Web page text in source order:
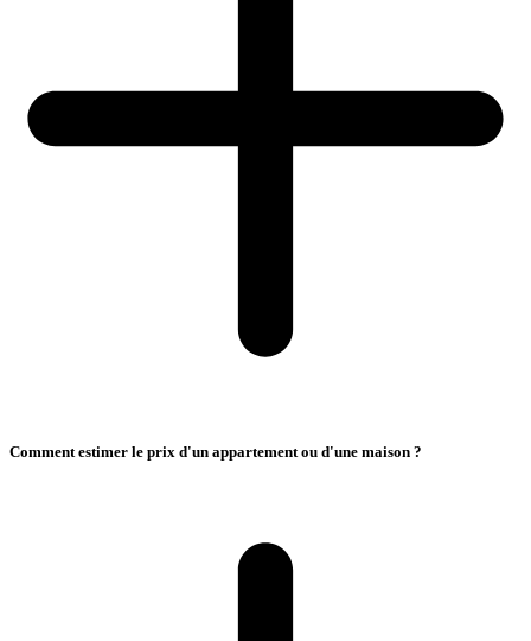
Comment estimer le prix d'un appartement ou d'une maison ?